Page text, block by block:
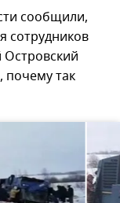
сообщили,
сотрудников
Островский
почему так